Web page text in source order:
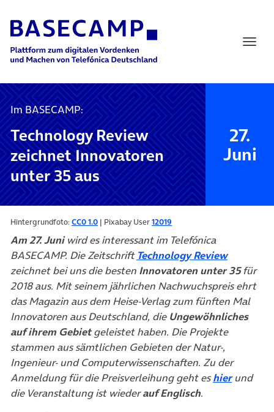
Main Navigation
Im BASECAMP:
Technology Review
zeichnet Innovatoren
unter 35 aus
27.
Juni
Hintergrundfoto: CC0 1.0 | Pixabay User12019
Am 27. Juniwird es interessant im Telefónica
BASECAMP. Die Zeitschrift Technology Review(öffnet in
zeichnet bei uns die besten Innovatoren unter 35für
2018 aus. Mit seinem jährlichen Nachwuchspreis ehrt
das Magazin aus dem Heise-Verlag zum fünften Mal
Innovatoren aus Deutschland, die Ungewöhnliches
auf ihrem Gebietgeleistet haben. Die Projekte
stammen aus sämtlichen Gebieten der Natur-,
Ingenieur- und Computerwissenschaften. Zu der
Anmeldung für die Preisverleihung geht eshier(öffnet
und
die Veranstaltung ist wiederauf Englisch.